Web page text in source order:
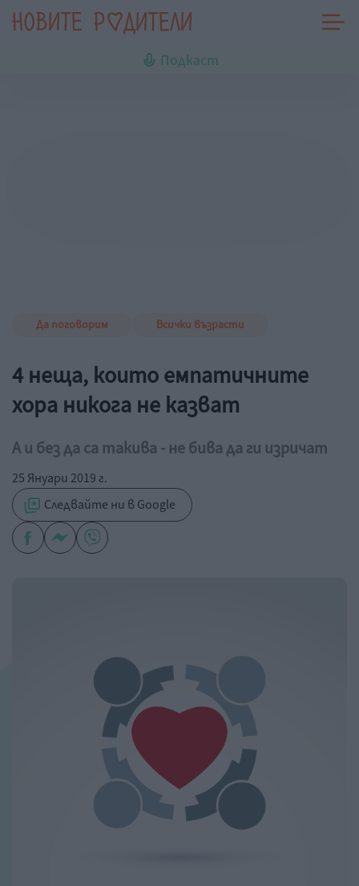
Подкаст
Да поговорим Всички възрасти
4 неща, които емпатичните
хора никога не казват
А и без да са такива - не бива да ги изричат
25 Януари 2019 г.
Следвайте ни в Google